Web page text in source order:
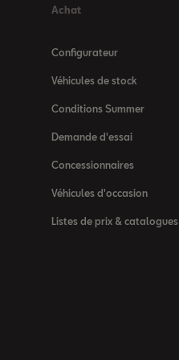
Achat
Configurateur
Véhicules de stock
Conditions Summer
Demande d'essai
Concessionnaires
Véhicules d'occasion
Listes de prix & catalogues